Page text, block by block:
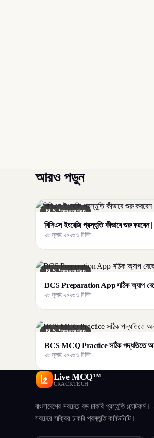
আরও পড়ুন
BCS Preparation
বিসিএস ইংরেজি প্রস্তুতি কীভাবে শুরু
২৮ জুলাই ২০২৬·১ মিনিট
BCS Preparation
BCS Preparation App সঠিক অ্যাপ বেছে
২৮ জুলাই ২০২৬·১ মিনিট
BCS Preparation
BCS MCQ Practice সঠিক পদ্ধতিতে
২৮ জুলাই ২০২৬·১ মিনিট
Live MCQ™
CRACKTECH
বাংলাদেশের সবচেয়ে বড় চাকরি প্রস্তুতি
সবচেয়ে সক্রিয় চাকরি প্রস্তুতি কমিউনিটি।